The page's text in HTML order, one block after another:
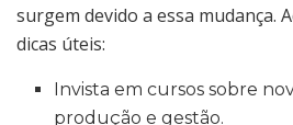
surgem devido a essa mudança.
dicas úteis:
Invista em cursos sobre
produção e gestão.